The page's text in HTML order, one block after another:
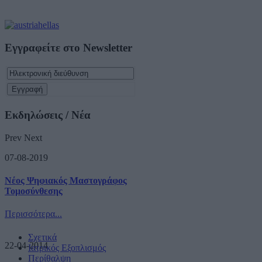
Εγγραφείτε στο Newsletter
Εκδηλώσεις / Νέα
Prev Next
07-08-2019
Νέος Ψηφιακός Μαστογράφος
Τομοσύνθεσης
Περισσότερα...
22-04-2014
Σχετικά
Ιατρικός Εξοπλισμός
Περίθαλψη